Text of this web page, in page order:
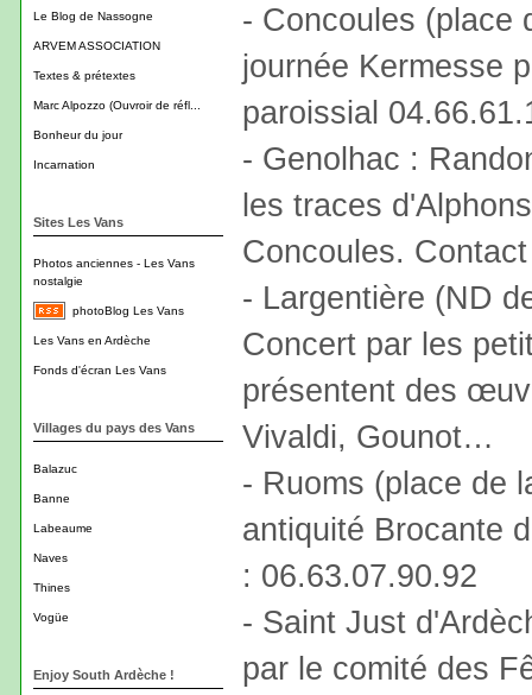
Le Blog de Nassogne
ARVEM ASSOCIATION
Textes & prétextes
Marc Alpozzo (Ouvroir de réfl...
Bonheur du jour
Incarnation
Sites Les Vans
Photos anciennes - Les Vans
nostalgie
photoBlog Les Vans
Les Vans en Ardèche
Fonds d'écran Les Vans
Villages du pays des Vans
Balazuc
Banne
Labeaume
Naves
Thines
Vogüe
Enjoy South Ardèche !
- Concoules (place
journée Kermesse
paroissial
- Genolhac :
les traces
Concoules.
- Largentière (ND
Concert par les
présentent des
Vivaldi, Gounot…
- Ruoms (place de
antiquité Brocante
: 06.63.07.90.92
- Saint Just
par le comité des